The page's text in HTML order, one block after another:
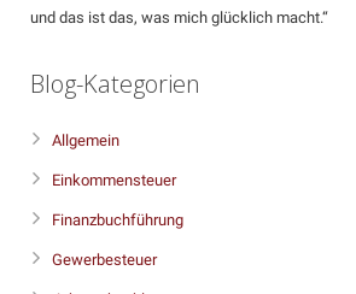
und das ist das, was mich glücklich macht.“
Blog-Kategorien
Allgemein
Einkommensteuer
Finanzbuchführung
Gewerbesteuer